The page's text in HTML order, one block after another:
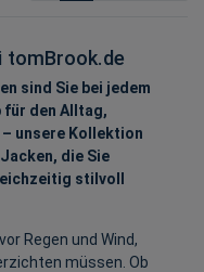
tomBrook.de
sind Sie bei jedem
für den Alltag,
unsere Kollektion
die Sie
stilvoll
Regen und Wind,
müssen. Ob